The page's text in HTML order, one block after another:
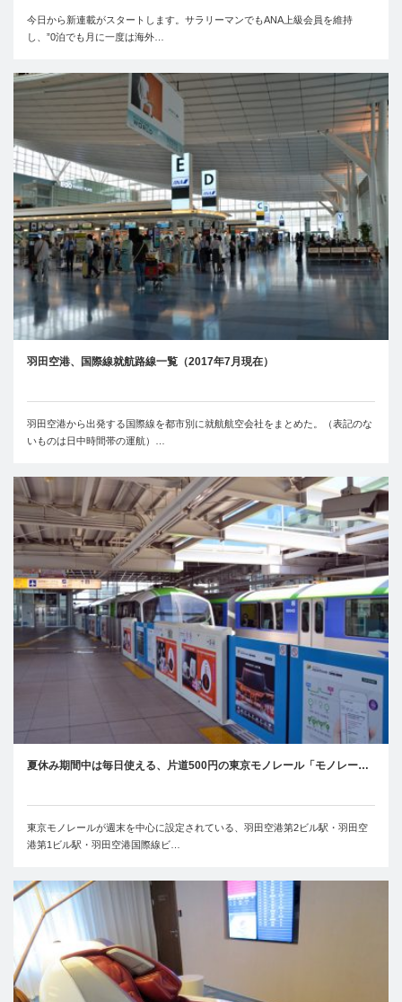
今日から新連載がスタートします。サラリーマンでもANA上級会員を維持
し、”0泊でも月に一度は海外…
羽田空港、国際線就航路線一覧（2017年7月現在）
羽田空港から出発する国際線を都市別に就航航空会社をまとめた。（表記のな
いものは日中時間帯の運航）…
夏休み期間中は毎日使える、片道500円の東京モノレール「モノレー…
東京モノレールが週末を中心に設定されている、羽田空港第2ビル駅・羽田空
港第1ビル駅・羽田空港国際線ビ…